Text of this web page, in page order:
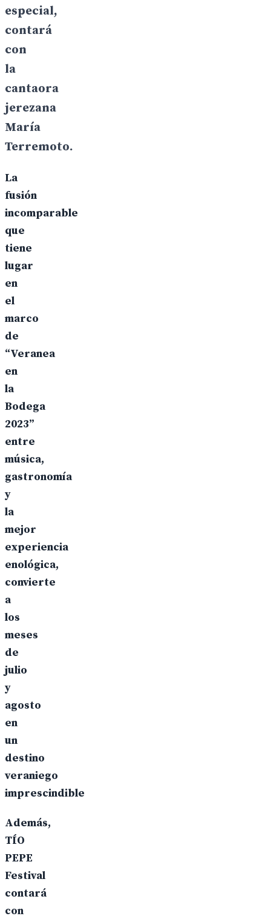
especial,
contará
con
la
cantaora
jerezana
María
Terremoto.
La
fusión
incomparable
que
tiene
lugar
en
el
marco
de
“Veranea
en
la
Bodega
2023”
entre
música,
gastronomía
y
la
mejor
experiencia
enológica,
convierte
a
los
meses
de
julio
y
agosto
en
un
destino
veraniego
imprescindible
Además,
TÍO
PEPE
Festival
contará
con